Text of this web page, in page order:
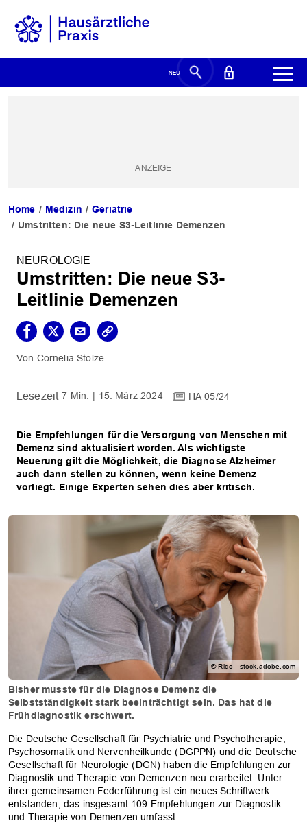
Home Medizin
Geriatrie
Umstritten: Die neue S3-Leitlinie Demenzen
NEUROLOGIE
Umstritten: Die neue S3-
Leitlinie Demenzen
Cornelia Stolze
7 Min. 15. März 2024 HA 05/24
Die Empfehlungen für die Versorgung von Menschen mit
Demenz sind aktualisiert worden. Als wichtigste
Neuerung gilt die Möglichkeit, die Diagnose Alzheimer
auch dann stellen zu können, wenn keine Demenz
vorliegt. Einige Experten sehen dies aber kritisch.
© Rido - stock.adobe.com
Bisher musste für die Diagnose Demenz die
Selbstständigkeit stark beeinträchtigt sein. Das hat die
Frühdiagnostik erschwert.
Die Deutsche Gesellschaft für Psychiatrie und Psychotherapie,
Psychosomatik und Nervenheilkunde (DGPPN) und die Deutsche
Gesellschaft für Neurologie (DGN) haben die Empfehlungen zur
Diagnostik und Therapie von Demenzen neu erarbeitet. Unter
ihrer gemeinsamen Federführung ist ein neues Schriftwerk
entstanden, das insgesamt 109 Empfehlungen zur Diagnostik
und Therapie von Demenzen umfasst.